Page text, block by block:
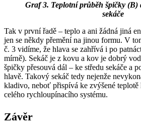
Graf 3. Teplotní průběh špičky (B)
sekáče
Tak v první řadě – teplo a ani žádná jiná
jen se někdy přemění na jinou formu. V
č. 3 vidíme, že hlava se zahřívá i po
mírně). Sekáč je z kovu a kov je dobrý
špičky přesouvá dál – ke středu sekáče a
hlavě. Takový sekáč tedy nejenže
kladivo, neboť přispívá ke zvýšené teplotě
celého rychloupínacího systému.
Závěr